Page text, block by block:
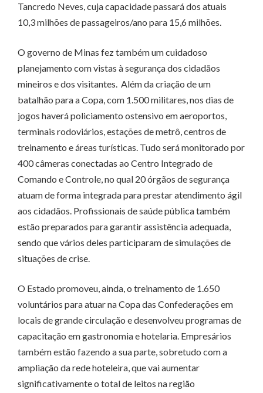
Tancredo Neves, cuja capacidade passará dos atuais
10,3 milhões de passageiros/ano para 15,6 milhões.
O governo de Minas fez também um cuidadoso
planejamento com vistas à segurança dos cidadãos
mineiros e dos visitantes. Além da criação de um
batalhão para a Copa, com 1.500 militares, nos dias de
jogos haverá policiamento ostensivo em aeroportos,
terminais rodoviários, estações de metrô, centros de
treinamento e áreas turísticas. Tudo será monitorado por
400 câmeras conectadas ao Centro Integrado de
Comando e Controle, no qual 20 órgãos de segurança
atuam de forma integrada para prestar atendimento ágil
aos cidadãos. Profissionais de saúde pública também
estão preparados para garantir assistência adequada,
sendo que vários deles participaram de simulações de
situações de crise.
O Estado promoveu, ainda, o treinamento de 1.650
voluntários para atuar na Copa das Confederações em
locais de grande circulação e desenvolveu programas de
capacitação em gastronomia e hotelaria. Empresários
também estão fazendo a sua parte, sobretudo com a
ampliação da rede hoteleira, que vai aumentar
significativamente o total de leitos na região